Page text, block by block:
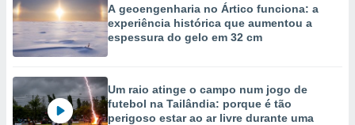
A geoengenharia no Ártico funciona: a
experiência histórica que aumentou a
espessura do gelo em 32 cm
Um raio atinge o campo num jogo de
futebol na Tailândia: porque é tão
perigoso estar ao ar livre durante uma